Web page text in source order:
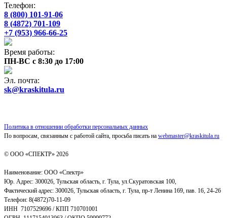
Телефон:
8 (800) 101-91-06
8 (4872) 701-109
+7 (953) 966-66-25
Время работы:
ПН-ВС с 8:30 до 17:00
Эл. почта:
sk@kraskitula.ru
Политика в отношении обработки персональных данных
По вопросам, связанным с работой сайта, просьба писать на webmaster@kraskitula.ru
© ООО «СПЕКТР» 2026
Наименование: ООО «Спектр»
Юр. Адрес: 300026, Тульская область, г. Тула, ул.Скуратовская 100,
Фактический адрес: 300026, Тульская область, г. Тула, пр-т Ленина 169, пав. 16, 24-26
Телефон: 8(4872)70-11-09
ИНН 7107529696 / КПП 710701001